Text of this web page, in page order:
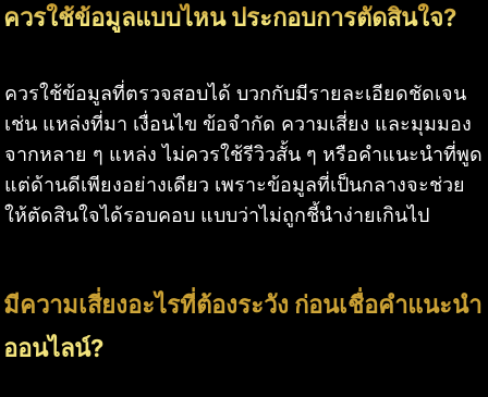
ควรใช้ข้อมูลแบบไหน ประกอบการตัดสินใจ?
ควรใช้ข้อมูลที่ตรวจสอบได้ บวกกับมีรายละเอียดชัดเจน
เช่น แหล่งที่มา เงื่อนไข ข้อจำกัด ความเสี่ยง และมุมมอง
จากหลาย ๆ แหล่ง ไม่ควรใช้รีวิวสั้น ๆ หรือคำแนะนำที่พูด
แต่ด้านดีเพียงอย่างเดียว เพราะข้อมูลที่เป็นกลางจะช่วย
ให้ตัดสินใจได้รอบคอบ แบบว่าไม่ถูกชี้นำง่ายเกินไป
มีความเสี่ยงอะไรที่ต้องระวัง ก่อนเชื่อคำแนะนำ
ออนไลน์?